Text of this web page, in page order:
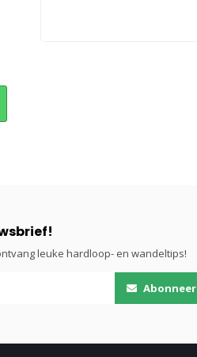
leuke hardloop- en wandeltips!
Abonneer